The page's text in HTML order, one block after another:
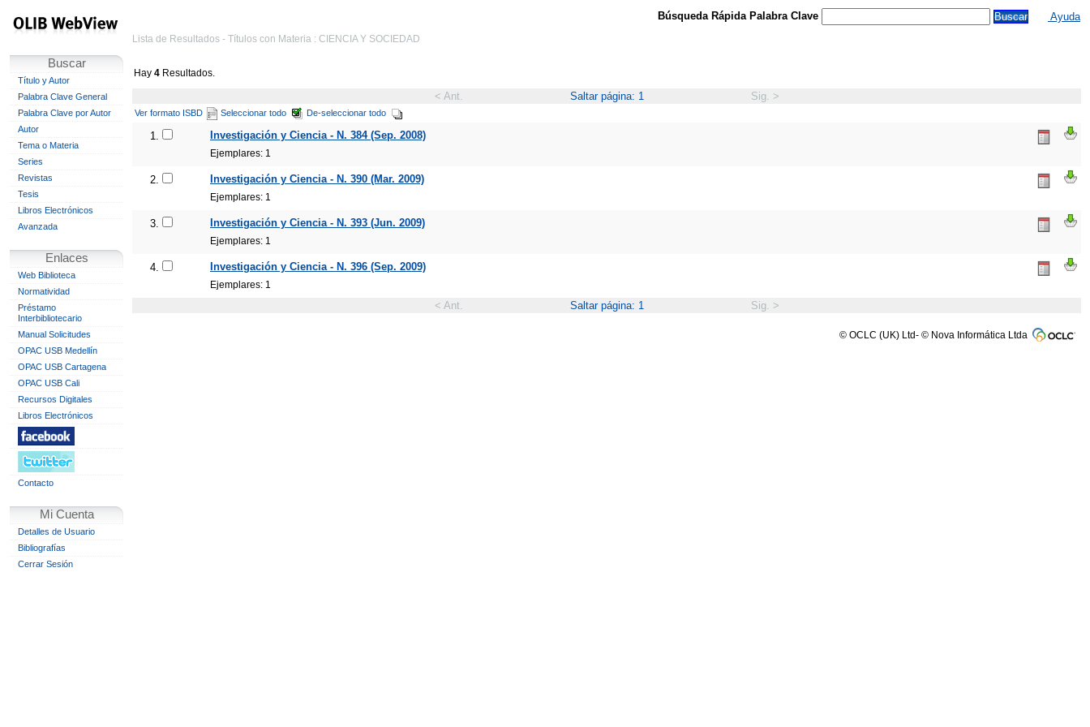
Buscar
Título y Autor
Palabra Clave General
Palabra Clave por Autor
Autor
Tema o Materia
Series
Revistas
Tesis
Libros Electrónicos
Avanzada
Enlaces
Web Biblioteca
Normatividad
Préstamo
Interbibliotecario
Manual Solicitudes
OPAC USB Medellín
OPAC USB Cartagena
OPAC USB Cali
Recursos Digitales
Libros Electrónicos
Contacto
Mi Cuenta
Detalles de Usuario
Bibliografías
Cerrar Sesión
Búsqueda Rápida Palabra Clave Ayuda
Lista de Resultados - Títulos con Materia : CIENCIA Y SOCIEDAD
Hay 4 Resultados.
< Ant. Saltar página: 1 Sig. >
Ver formato ISBD Seleccionar todo De-seleccionar todo
1. Investigación y Ciencia - N. 384 (Sep. 2008)
Ejemplares: 1
2. Investigación y Ciencia - N. 390 (Mar. 2009)
Ejemplares: 1
3. Investigación y Ciencia - N. 393 (Jun. 2009)
Ejemplares: 1
4. Investigación y Ciencia - N. 396 (Sep. 2009)
Ejemplares: 1
< Ant. Saltar página: 1 Sig. >
© OCLC (UK) Ltd- © Nova Informática Ltda